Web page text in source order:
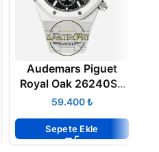
Audemars Piguet
Royal Oak 26240ST
Siyah Kadran APS
Clone ETA
₺
Sepete Ekle